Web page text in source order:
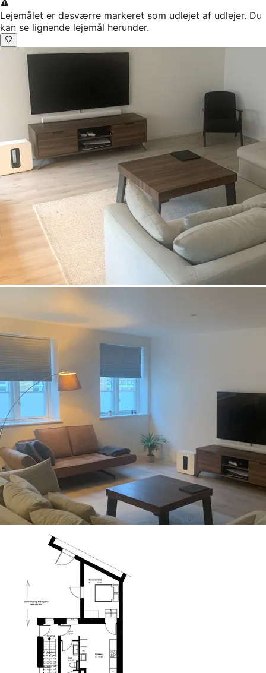
Lejemålet er desværre markeret som udlejet af udlejer. Du
kan se lignende lejemål herunder.